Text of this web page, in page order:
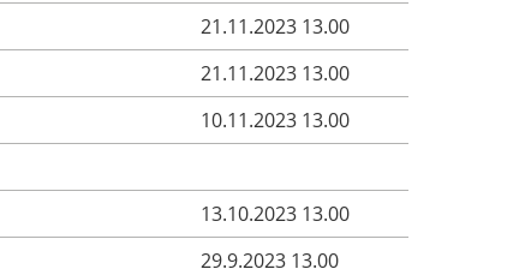
21.11.2023 13.00
21.11.2023 13.00
10.11.2023 13.00
13.10.2023 13.00
29.9.2023 13.00